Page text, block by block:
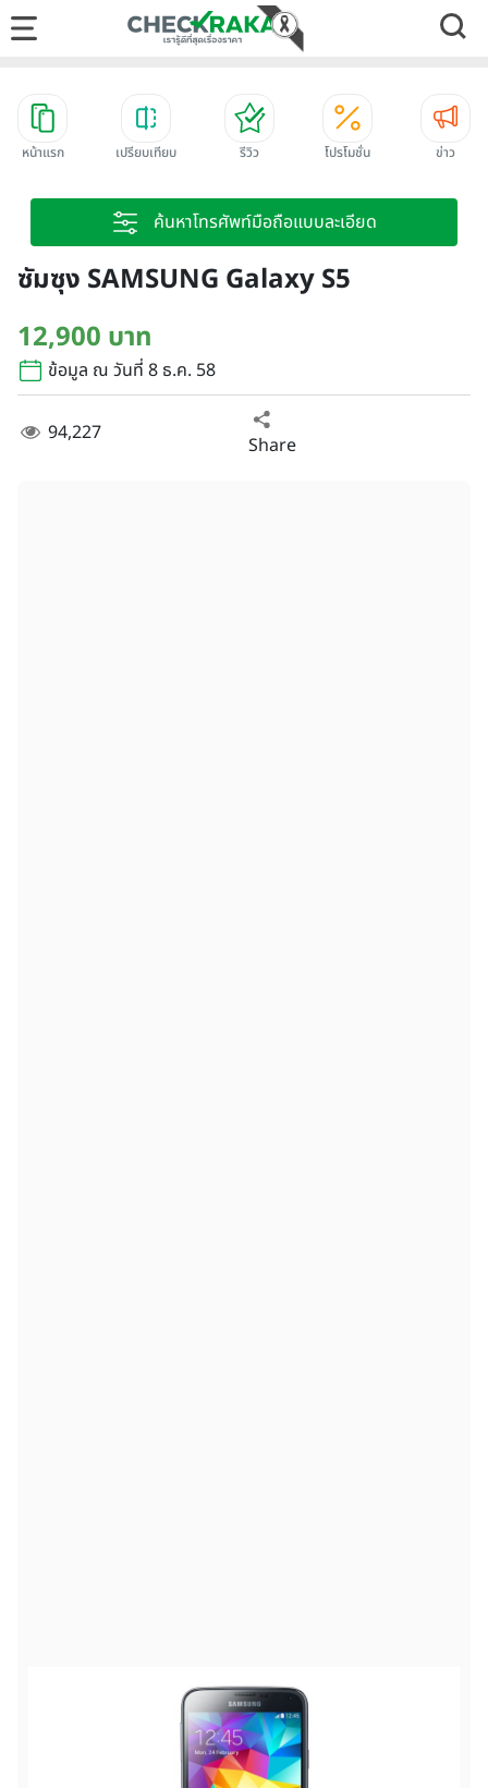
หน้าแรก เปรียบเทียบ รีวิว โปรโมชั่น ข่าว
ค้นหาโทรศัพท์มือถือแบบละเอียด
ซัมซุง SAMSUNG Galaxy S5
12,900 บาท
ข้อมูล ณ วันที่ 8 ธ.ค. 58
94,227 Share